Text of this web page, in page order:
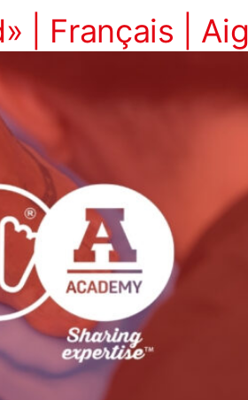
| Français |